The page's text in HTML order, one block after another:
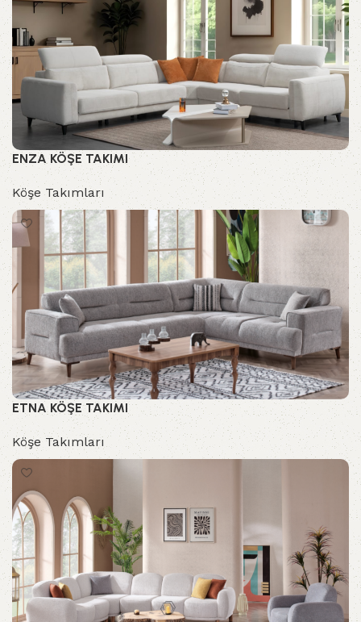
ENZA KÖŞE TAKIMI
Köşe Takımları
ETNA KÖŞE TAKIMI
Köşe Takımları